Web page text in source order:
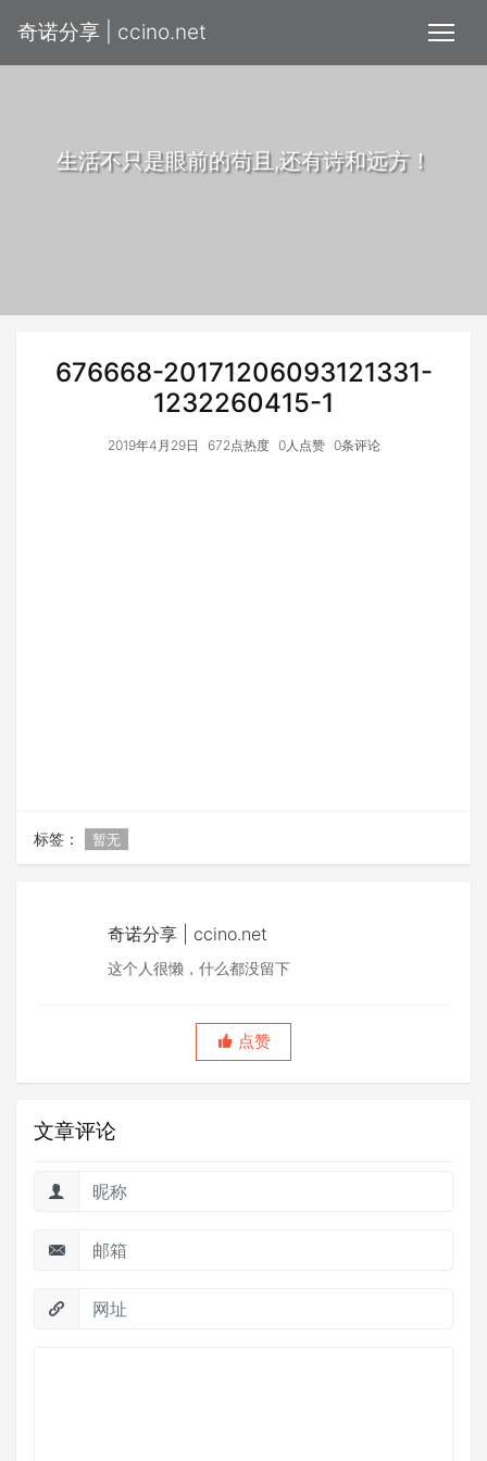
奇诺分享 | ccino.net
生活不只是眼前的苟且,还有诗和远方！
676668-20171206093121331-
1232260415-1
2019年4月29日 672点热度 0人点赞 0条评论
标签： 暂无
奇诺分享 | ccino.net
这个人很懒，什么都没留下
点赞
文章评论